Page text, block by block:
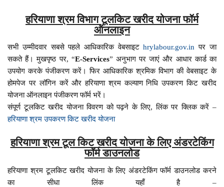
हरियाणा श्रम विभाग टूलकिट खरीद योजना फॉर्म
ऑनलाइन
सभी उम्मीदवार सबसे पहले आधिकारिक वेबसाइटhrylabour.gov.in पर जा
सकते हैं। मुखपृष्ठ पर, “E-Services” अनुभाग पर जाएं और आधार कार्ड का
उपयोग करके पंजीकरण करें। फिर आधिकारिक श्रमिक विभाग की वेबसाइट के
होमपेज पर लॉगिन करें और हरियाणा श्रम कल्याण निधि उपकरण किट खरीद
योजना ऑनलाइन पंजीकरण फॉर्म भरें।
संपूर्ण टूलकिट खरीद योजना विवरण को पढ़ने के लिए, लिंक पर क्लिक करें –
हरियाणा श्रम उपकरण किट खरीद योजना
हरियाणा श्रम टूल किट खरीद योजना के लिए अंडरटेकिंग
फॉर्म डाउनलोड
हरियाणा श्रम टूलकिट खरीद योजना के लिए अंडरटेकिंग फॉर्म डाउनलोड करने
का सीधा लिंक यहाँ है –